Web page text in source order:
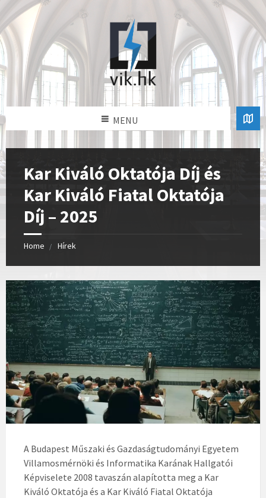
MENU
Kar Kiváló Oktatója Díj és
Kar Kiváló Fiatal Oktatója
Díj – 2025
Home Hírek
A Budapest Műszaki és Gazdaságtudományi Egyetem
Villamosmérnöki és Informatika Karának Hallgatói
Képviselete 2008 tavaszán alapította meg a Kar
Kiváló Oktatója és a Kar Kiváló Fiatal Oktatója